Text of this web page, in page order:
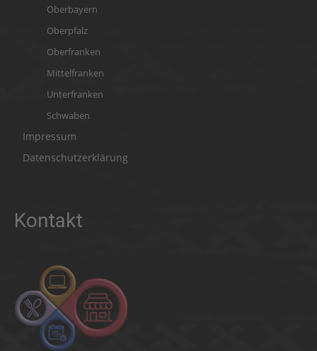
Oberbayern
Oberpfalz
Oberfranken
Mittelfranken
Unterfranken
Schwaben
Impressum
Datenschutzerklärung
Kontakt